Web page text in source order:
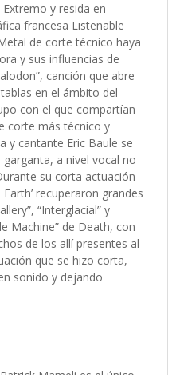
y resida en
francesa Listenable
de corte técnico haya
y sus influencias de
canción que abre
en el ámbito del
con el que compartían
corte más técnico y
y cantante Eric Baule se
a nivel vocal no
su corta actuación
recuperaron grandes
“Interglacial” y
Machine” de Death, con
de los allí presentes al
que se hizo corta,
sonido y dejando